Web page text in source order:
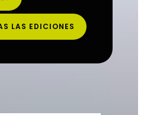
LAS EDICIONES